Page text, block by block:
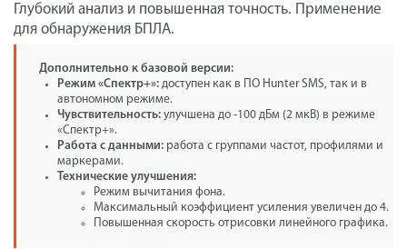
Глубокий анализ и повышенная точность. Применение
для обнаружения БПЛА.
Дополнительно к базовой версии:
Режим «Спектр+»: доступен как в ПО Hunter SMS, так и в
автономном режиме.
Чувствительность: улучшена до -100 дБм (2 мкВ) в режиме
«Спектр+».
Работа с данными: работа с группами частот, профилями и
маркерами.
Технические улучшения:
Режим вычитания фона.
Максимальный коэффициент усиления увеличен до 4.
Повышенная скорость отрисовки линейного графика.